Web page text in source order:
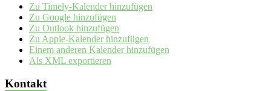
Zu Timely-Kalender hinzufügen
Zu Google hinzufügen
Zu Outlook hinzufügen
Zu Apple-Kalender hinzufügen
Einem anderen Kalender hinzufügen
Als XML exportieren
Kontakt